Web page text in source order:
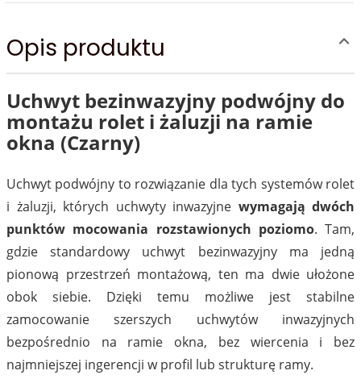
Opis produktu
Uchwyt bezinwazyjny podwójny do
montażu rolet i żaluzji na ramie
okna (Czarny)
Uchwyt podwójny to rozwiązanie dla tych systemów rolet
i żaluzji, których uchwyty inwazyjne wymagają dwóch
punktów mocowania rozstawionych poziomo. Tam,
gdzie standardowy uchwyt bezinwazyjny ma jedną
pionową przestrzeń montażową, ten ma dwie ułożone
obok siebie. Dzięki temu możliwe jest stabilne
zamocowanie szerszych uchwytów inwazyjnych
bezpośrednio na ramie okna, bez wiercenia i bez
najmniejszej ingerencji w profil lub strukturę ramy.